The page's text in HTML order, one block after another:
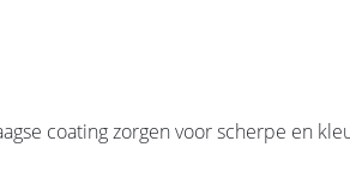
coating zorgen voor scherpe en